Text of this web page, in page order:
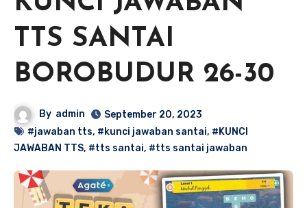
TTS SANTAI
BOROBUDUR 26-30
By admin
September 20, 2023
#jawaban tts, #kunci jawaban santai, #KUNCI
JAWABAN TTS, #tts santai, #tts santai jawaban